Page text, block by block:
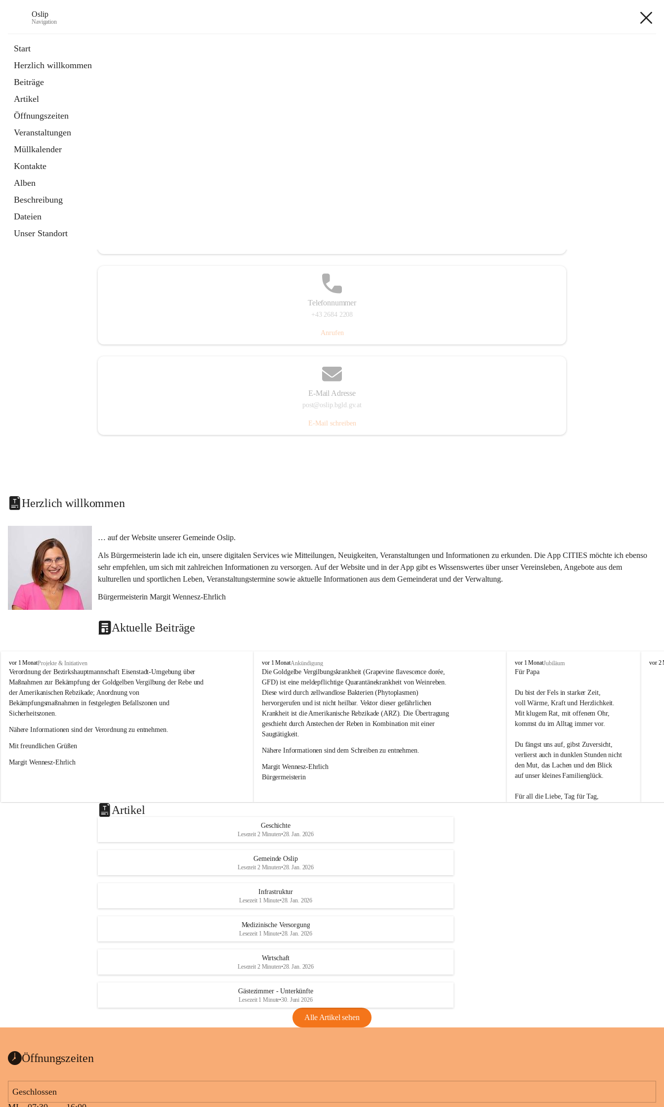
Oslip
Navigation
Start
Herzlich willkommen
Beiträge
Artikel
Öffnungszeiten
Veranstaltungen
Müllkalender
Kontakte
Alben
Beschreibung
Dateien
Unser Standort
Telefonnummer
+43 2684 2208
Anrufen
E-Mail Adresse
post@oslip.bgld.gv.at
E-Mail schreiben
Herzlich willkommen
… auf der Website unserer Gemeinde Oslip.
Als Bürgermeisterin lade ich ein, unsere digitalen Services wie Mitteilungen, Neuigkeiten, Veranstaltungen und Informationen zu erkunden. Die App CITIES möchte ich ebenso
sehr empfehlen, um sich mit zahlreichen Informationen zu versorgen. Auf der Website und in der App gibt es Wissenswertes über unser Vereinsleben, Angebote aus dem
kulturellen und sportlichen Leben, Veranstaltungstermine sowie aktuelle Informationen aus dem Gemeinderat und der Verwaltung.
Bürgermeisterin Margit Wennesz-Ehrlich
Aktuelle Beiträge
O
s
l
i
p
vor 1 MonatProjekte & Initiativen
Verordnung der Bezirkshauptmannschaft Eisenstadt-Umgebung über
Maßnahmen zur Bekämpfung der Goldgelben Vergilbung der Rebe und
der Amerikanischen Rebzikade; Anordnung von
Bekämpfungsmaßnahmen in festgelegten Befallszonen und
Sicherheitszonen.
Nähere Informationen sind der Verordnung zu entnehmen.
Mit freundlichen Grüßen
Margit Wennesz-Ehrlich
O
s
l
i
p
vor 1 MonatAnkündigung
Die Goldgelbe Vergilbungskrankheit (Grapevine flavescence dorée,
GFD) ist eine meldepflichtige Quarantänekrankheit von Weinreben.
Diese wird durch zellwandlose Bakterien (Phytoplasmen)
hervorgerufen und ist nicht heilbar. Vektor dieser gefährlichen
Krankheit ist die Amerikanische Rebzikade (ARZ). Die Übertragung
geschieht durch Anstechen der Reben in Kombination mit einer
Saugtätigkeit.
Nähere Informationen sind dem Schreiben zu entnehmen.
Margit Wennesz-Ehrlich
Bürgermeisterin
O
s
i
vor 1 MonatJubiläum
Für Papa
Du bist der Fels in starker Zeit,
voll Wärme, Kraft und Herzlichkeit.
Mit klugem Rat, mit offenem Ohr,
kommst du im Alltag immer vor.
Du fängst uns auf, gibst Zuversicht,
verlierst auch in dunklen Stunden nicht
den Mut, das Lachen und den Blick
auf unser kleines Familienglück.
Für all die Liebe, Tag für Tag,
O
vor 2
Artikel
Geschichte
Lesezeit 2 Minuten•28. Jan. 2026
Gemeinde Oslip
Lesezeit 2 Minuten•28. Jan. 2026
Infrastruktur
Lesezeit 1 Minute•28. Jan. 2026
Medizinische Versorgung
Lesezeit 1 Minute•28. Jan. 2026
Wirtschaft
Lesezeit 2 Minuten•28. Jan. 2026
Gästezimmer - Unterkünfte
Lesezeit 1 Minute•30. Juni 2026
Alle Artikel sehen
Öffnungszeiten
Geschlossen